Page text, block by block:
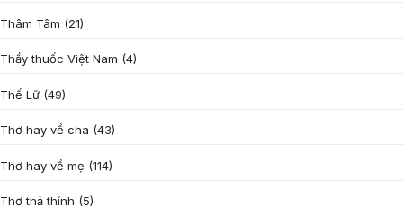
Thâm Tâm (21)
Thầy thuốc Việt Nam (4)
Thế Lữ (49)
Thơ hay về cha (43)
Thơ hay về mẹ (114)
Thơ thả thính (5)